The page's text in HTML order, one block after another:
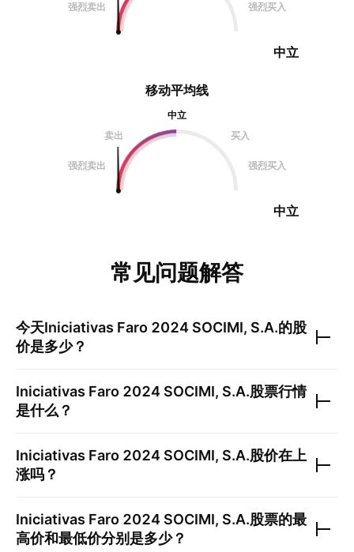
强烈卖出 强烈买入
中立
移动平均线
中立
卖出
买入
强烈卖出 强烈买入
中立
常见问题解答
今天Iniciativas Faro 2024 SOCIMI, S.A.的股
价是多少？
Iniciativas Faro 2024 SOCIMI, S.A.股票行情
是什么？
Iniciativas Faro 2024 SOCIMI, S.A.股价在上
涨吗？
Iniciativas Faro 2024 SOCIMI, S.A.股票的最
高价和最低价分别是多少？